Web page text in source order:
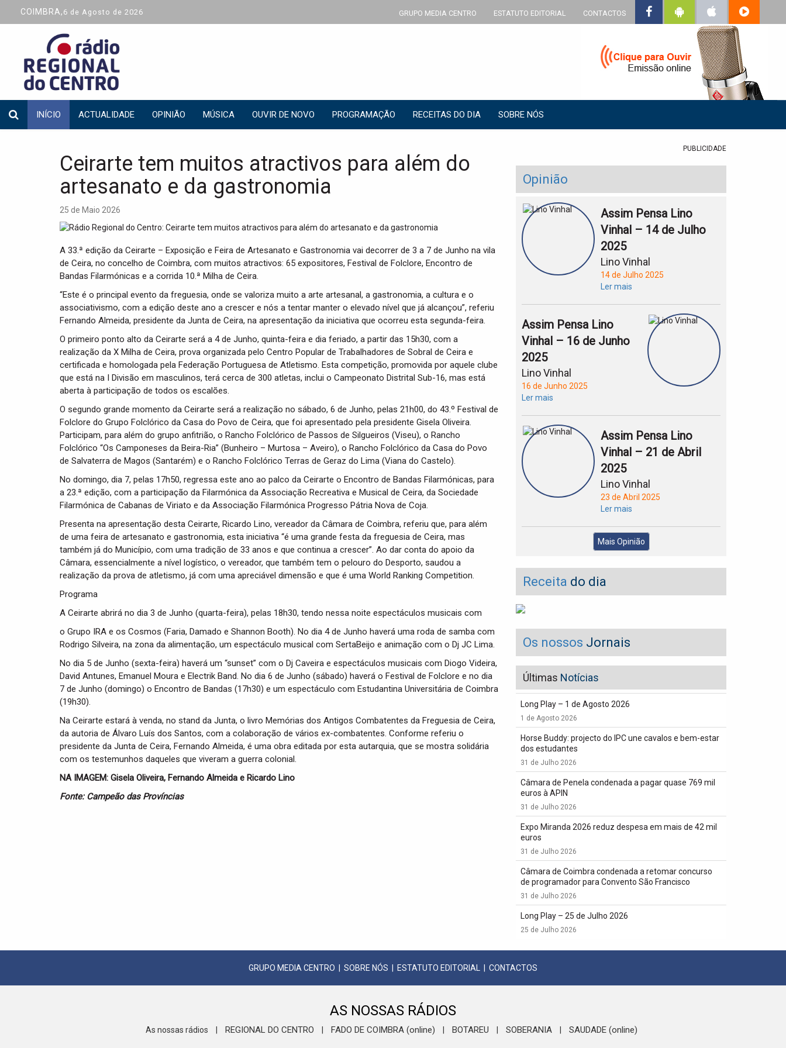
COIMBRA, 6 de Agosto de 2026 GRUPO MEDIA CENTRO ESTATUTO EDITORIAL CONTACTOS
INÍCIO ACTUALIDADE OPINIÃO MÚSICA OUVIR DE NOVO PROGRAMAÇÃO RECEITAS DO DIA SOBRE NÓS
Ceirarte tem muitos atractivos para além do
artesanato e da gastronomia
25 de Maio 2026
A 33.ª edição da Ceirarte – Exposição e Feira de Artesanato e Gastronomia vai decorrer de 3 a 7 de Junho na vila
de Ceira, no concelho de Coimbra, com muitos atractivos: 65 expositores, Festival de Folclore, Encontro de
Bandas Filarmónicas e a corrida 10.ª Milha de Ceira.
“Este é o principal evento da freguesia, onde se valoriza muito a arte artesanal, a gastronomia, a cultura e o
associativismo, com a edição deste ano a crescer e nós a tentar manter o elevado nível que já alcançou”, referiu
Fernando Almeida, presidente da Junta de Ceira, na apresentação da iniciativa que ocorreu esta segunda-feira.
O primeiro ponto alto da Ceirarte será a 4 de Junho, quinta-feira e dia feriado, a partir das 15h30, com a
realização da X Milha de Ceira, prova organizada pelo Centro Popular de Trabalhadores de Sobral de Ceira e
certificada e homologada pela Federação Portuguesa de Atletismo. Esta competição, promovida por aquele clube
que está na I Divisão em masculinos, terá cerca de 300 atletas, inclui o Campeonato Distrital Sub-16, mas está
aberta à participação de todos os escalões.
O segundo grande momento da Ceirarte será a realização no sábado, 6 de Junho, pelas 21h00, do 43.º Festival de
Folclore do Grupo Folclórico da Casa do Povo de Ceira, que foi apresentado pela presidente Gisela Oliveira.
Participam, para além do grupo anfitrião, o Rancho Folclórico de Passos de Silgueiros (Viseu), o Rancho
Folclórico “Os Camponeses da Beira-Ria” (Bunheiro – Murtosa – Aveiro), o Rancho Folclórico da Casa do Povo
de Salvaterra de Magos (Santarém) e o Rancho Folclórico Terras de Geraz do Lima (Viana do Castelo).
No domingo, dia 7, pelas 17h50, regressa este ano ao palco da Ceirarte o Encontro de Bandas Filarmónicas, para
a 23.ª edição, com a participação da Filarmónica da Associação Recreativa e Musical de Ceira, da Sociedade
Filarmónica de Cabanas de Viriato e da Associação Filarmónica Progresso Pátria Nova de Coja.
Presenta na apresentação desta Ceirarte, Ricardo Lino, vereador da Câmara de Coimbra, referiu que, para além
de uma feira de artesanato e gastronomia, esta iniciativa “é uma grande festa da freguesia de Ceira, mas
também já do Município, com uma tradição de 33 anos e que continua a crescer”. Ao dar conta do apoio da
Câmara, essencialmente a nível logístico, o vereador, que também tem o pelouro do Desporto, saudou a
realização da prova de atletismo, já com uma apreciável dimensão e que é uma World Ranking Competition.
Programa
A Ceirarte abrirá no dia 3 de Junho (quarta-feira), pelas 18h30, tendo nessa noite espectáculos musicais com
o Grupo IRA e os Cosmos (Faria, Damado e Shannon Booth). No dia 4 de Junho haverá uma roda de samba com
Rodrigo Silveira, na zona da alimentação, um espectáculo musical com SertaBeijo e animação com o Dj JC Lima.
No dia 5 de Junho (sexta-feira) haverá um “sunset” com o Dj Caveira e espectáculos musicais com Diogo Videira,
David Antunes, Emanuel Moura e Electrik Band. No dia 6 de Junho (sábado) haverá o Festival de Folclore e no dia
7 de Junho (domingo) o Encontro de Bandas (17h30) e um espectáculo com Estudantina Universitária de Coimbra
(19h30).
Na Ceirarte estará à venda, no stand da Junta, o livro Memórias dos Antigos Combatentes da Freguesia de Ceira,
da autoria de Álvaro Luís dos Santos, com a colaboração de vários ex-combatentes. Conforme referiu o
presidente da Junta de Ceira, Fernando Almeida, é uma obra editada por esta autarquia, que se mostra solidária
com os testemunhos daqueles que viveram a guerra colonial.
NA IMAGEM: Gisela Oliveira, Fernando Almeida e Ricardo Lino
Fonte: Campeão das Províncias
PUBLICIDADE
Opinião
Assim Pensa Lino
Vinhal – 14 de Julho
2025
Lino Vinhal
14 de Julho 2025
Ler mais
Assim Pensa Lino
Vinhal – 16 de Junho
2025
Lino Vinhal
16 de Junho 2025
Ler mais
Assim Pensa Lino
Vinhal – 21 de Abril
2025
Lino Vinhal
23 de Abril 2025
Ler mais
Mais Opinião
Receita do dia
Os nossos Jornais
Últimas Notícias
Long Play – 1 de Agosto 2026
1 de Agosto 2026
Horse Buddy: projecto do IPC une cavalos e bem-estar
dos estudantes
31 de Julho 2026
Câmara de Penela condenada a pagar quase 769 mil
euros à APIN
31 de Julho 2026
Expo Miranda 2026 reduz despesa em mais de 42 mil
euros
31 de Julho 2026
Câmara de Coimbra condenada a retomar concurso
de programador para Convento São Francisco
31 de Julho 2026
Long Play – 25 de Julho 2026
25 de Julho 2026
GRUPO MEDIA CENTRO SOBRE NÓS ESTATUTO EDITORIAL CONTACTOS
AS NOSSAS RÁDIOS
As nossas rádios REGIONAL DO CENTRO FADO DE COIMBRA (online) BOTAREU SOBERANIA SAUDADE (online)